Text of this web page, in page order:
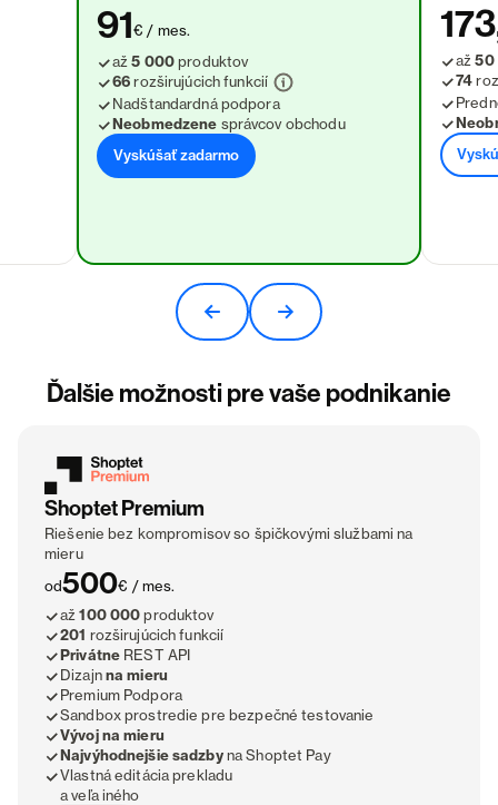
91€ / mes.
až5 000produktov
66rozširujúcich funkcií
Nadštandardná podpora
Neobmedzene správcov obchodu
Vyskúšať zadarmo
až50
74
Ďalšie možnosti pre vaše podnikanie
Shoptet Premium
Riešenie bez kompromisov so špičkovými službami na
mieru
od500€ / mes.
až100 000produktov
201 rozširujúcich funkcií
Privátne REST API
Dizajnna mieru
Premium Podpora
Sandbox prostredie pre bezpečné testovanie
Vývoj na mieru
Najvýhodnejšie sadzbyna Shoptet Pay
Vlastná editácia prekladu
a veľa iného